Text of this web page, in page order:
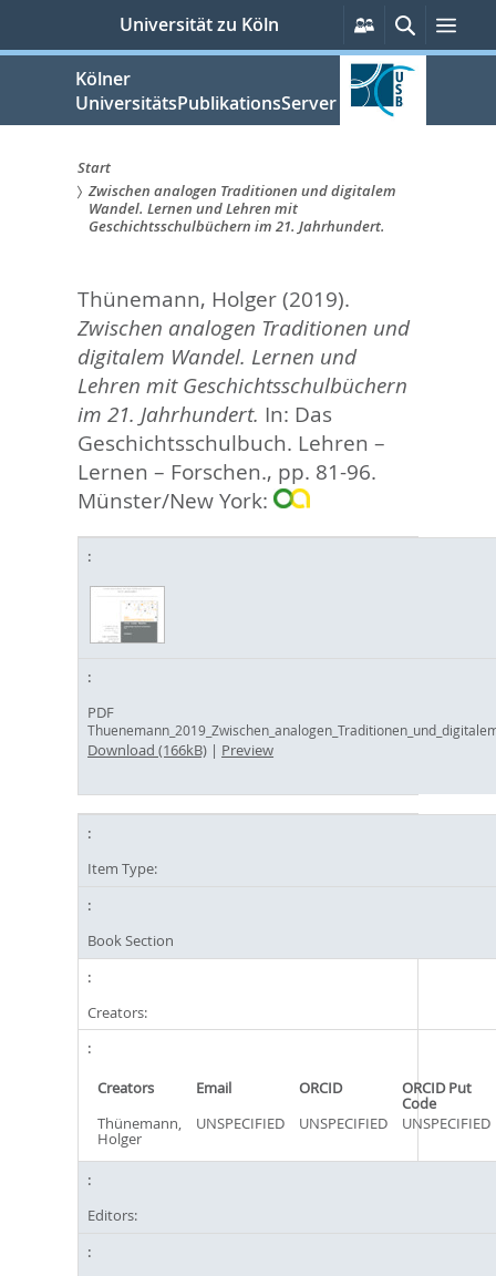
springen
Universität zu Köln
Persönliche
Services
Suche
Kölner
UniversitätsPublikationsServer
Sie
hier:
Start
Zwischen analogen Traditionen und digitalem
Wandel. Lernen und Lehren mit
Geschichtsschulbüchern im 21. Jahrhundert.
Thünemann, Holger(2019).
Zwischen analogen Traditionen und
digitalem Wandel. Lernen und
Lehren mit Geschichtsschulbüchern
im 21. Jahrhundert. In: Das
Geschichtsschulbuch. Lehren –
Lernen – Forschen., pp. 81-96.
Münster/New York:
PDF
Download (166kB) | Preview
Item Type:
Book Section
Creators:
Creators Email ORCID ORCID Put
Code
Thünemann,
Holger
UNSPECIFIED UNSPECIFIED UNSPECIFIED
Editors: